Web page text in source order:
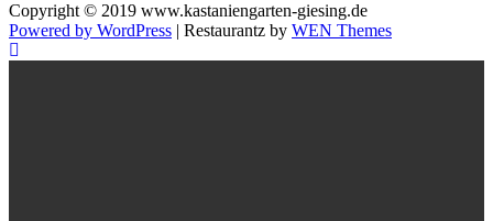
Copyright © 2019 www.kastaniengarten-giesing.de
Powered by WordPress | Restaurantz by WEN Themes